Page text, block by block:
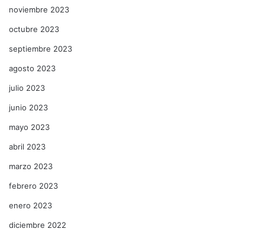
noviembre 2023
octubre 2023
septiembre 2023
agosto 2023
julio 2023
junio 2023
mayo 2023
abril 2023
marzo 2023
febrero 2023
enero 2023
diciembre 2022